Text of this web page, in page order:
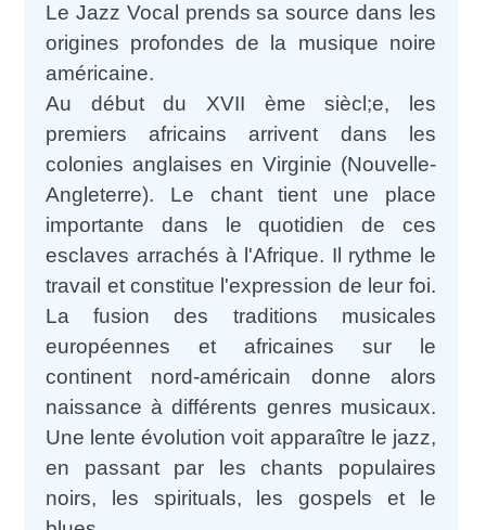
Le Jazz Vocal prends sa source dans les
origines profondes de la musique noire
américaine.
Au début du XVII ème siècl;e, les
premiers africains arrivent dans les
colonies anglaises en Virginie (Nouvelle-
Angleterre). Le chant tient une place
importante dans le quotidien de ces
esclaves arrachés à l'Afrique. Il rythme le
travail et constitue l'expression de leur foi.
La fusion des traditions musicales
européennes et africaines sur le
continent nord-américain donne alors
naissance à différents genres musicaux.
Une lente évolution voit apparaître le jazz,
en passant par les chants populaires
noirs, les spirituals, les gospels et le